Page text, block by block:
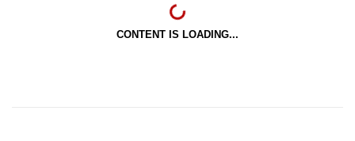
CONTENT IS LOADING...